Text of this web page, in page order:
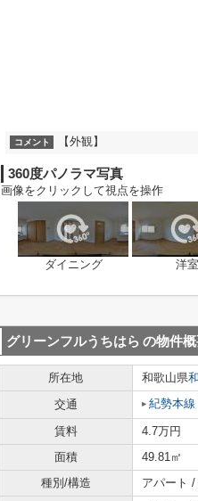
コメント 【外観】
360度パノラマ写真
画像をクリックして視点を操作
ダイニング 洋室
グリーンフルうちはら の物件
所在地 和歌山県
交通
紀勢本線
賃料 4.7万円
面積
49.81㎡
種別/構造
アパート /